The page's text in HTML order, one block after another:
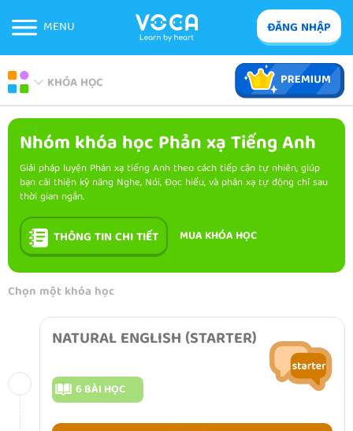
MENU ĐĂNG NHẬP
KHÓA HỌC
Nhóm khóa học Phản xạ Tiếng Anh
Giải pháp luyện Phản xạ tiếng Anh theo cách tiếp cận tự nhiên, giúp
bạn cải thiện kỹ năng Nghe, Nói, Đọc hiểu, và phản xạ tự động chỉ sau
thời gian ngắn.
THÔNG TIN CHI TIẾT MUA KHÓA HỌC
Chọn một khóa học
NATURAL ENGLISH (STARTER)
6 BÀI HỌC